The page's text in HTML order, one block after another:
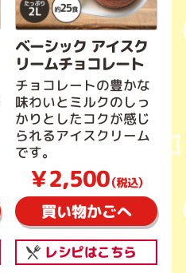
ベーシック アイスク
リームチョコレート
チョコレートの豊かな
味わいとミルクのしっ
かりとしたコクが感じ
られるアイスクリーム
です。
￥2,500（税込）
買い物かごへ
レシピはこちら